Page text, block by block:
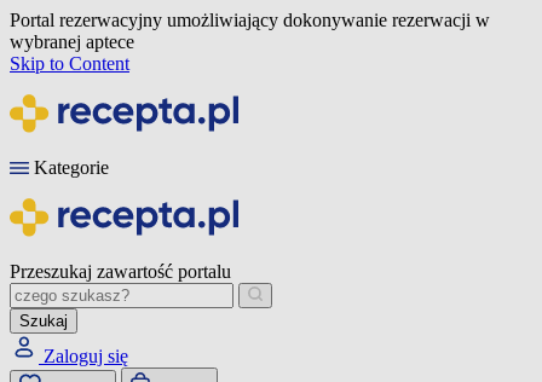
Portal rezerwacyjny umożliwiający dokonywanie rezerwacji w
wybranej aptece
Skip to Content
Kategorie
Przeszukaj zawartość portalu
Szukaj
Zaloguj się